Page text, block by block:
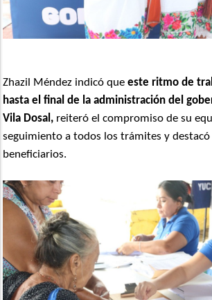
Zhazil Méndez indicó queeste ritmo de
hasta el final de la administración del
Vila Dosal, reiteró el compromiso de su
seguimiento a todos los trámites y destacó
beneficiarios.